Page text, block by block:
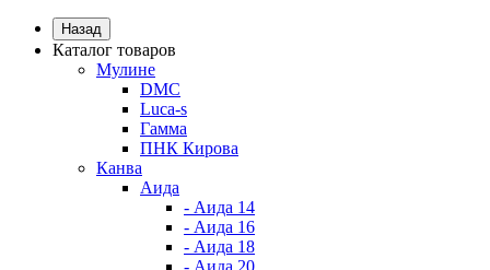
Назад
Каталог товаров
Мулине
DMC
Luca-s
Гамма
ПНК Кирова
Канва
Аида
- Аида 14
- Аида 16
- Аида 18
- Аида 20